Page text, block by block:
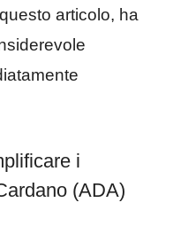
articolo, ha
i
(ADA)